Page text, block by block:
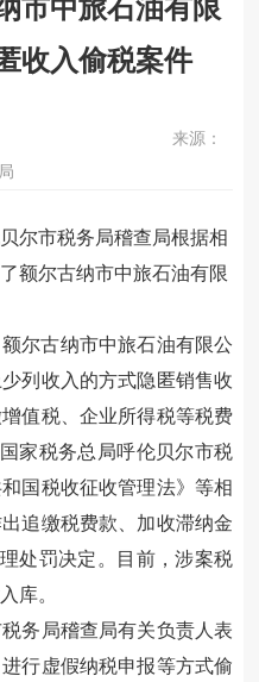
市中旅石油有限
收入偷税案件
来源：
尔市税务局稽查局根据相
额尔古纳市中旅石油有限
尔古纳市中旅石油有限公
列收入的方式隐匿销售收
值税、企业所得税等税费
家税务总局呼伦贝尔市税
国税收征收管理法》等相
追缴税费款、加收滞纳金
处罚决定。目前，涉案税
库。
务局稽查局有关负责人表
行虚假纳税申报等方式偷